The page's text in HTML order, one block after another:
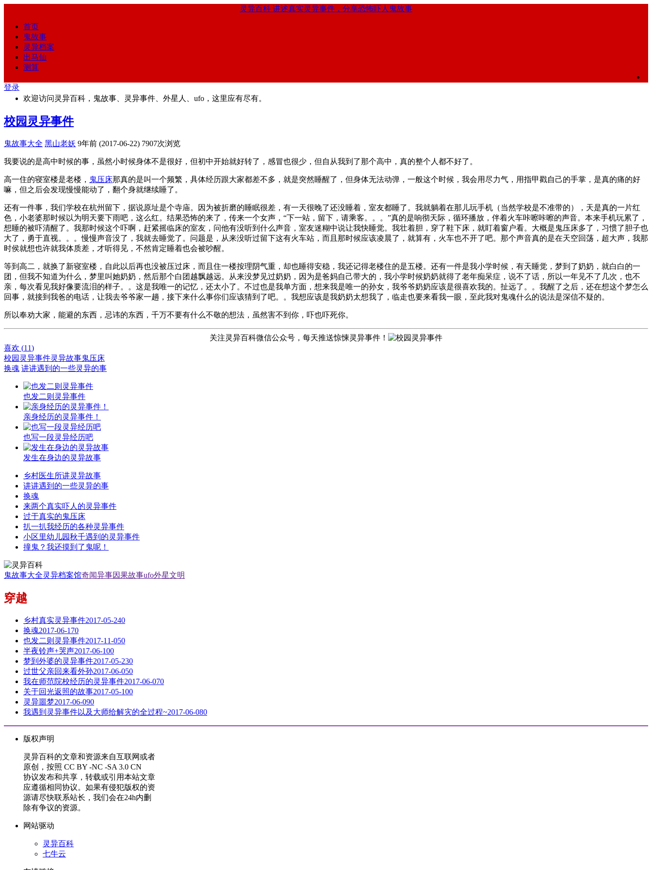
灵异百科 讲述真实灵异事件，分享恐怖吓人鬼故事
首页
鬼故事
灵异档案
出马仙
测算
登录
欢迎访问灵异百科，鬼故事、灵异事件、外星人、ufo，这里应有尽有。
校园灵异事件
鬼故事大全 黑山老妖 9年前 (2017-06-22) 7907次浏览
我要说的是高中时候的事，虽然小时候身体不是很好，但初中开始就好转了，感冒也很少，但自从我到了那个高中，真的整个人都不好了。
高一住的寝室楼是老楼， 鬼压床那真的是叫一个频繁，具体经历跟大家都差不多，就是突然睡醒了，但身体无法动弹，一般这个时候，我会用尽力气，用指甲戳自己的手掌，是真的痛的好
嘛，但之后会发现慢慢能动了，翻个身就继续睡了。
还有一件事，我们学校在杭州留下，据说原址是个寺庙。因为被折磨的睡眠很差，有一天很晚了还没睡着，室友都睡了。我就躺着在那儿玩手机（当然学校是不准带的），天是真的一片红
色，小老婆那时候以为明天要下雨吧，这么红。结果恐怖的来了，传来一个女声，“下一站，留下，请乘客。。。”真的是响彻天际，循环播放，伴着火车咔嚓咔嚓的声音。本来手机玩累了，
想睡的被吓清醒了。我那时候这个吓啊，赶紧摇临床的室友，问他有没听到什么声音，室友迷糊中说让我快睡觉。我壮着胆，穿了鞋下床，就盯着窗户看。大概是鬼压床多了，习惯了胆子也
大了，勇于直视。。。慢慢声音没了，我就去睡觉了。问题是，从来没听过留下这有火车站，而且那时候应该凌晨了，就算有，火车也不开了吧。那个声音真的是在天空回荡，超大声，我那
时侯就想也许就我体质差，才听得见，不然肯定睡着也会被吵醒。
等到高二，就换了新寝室楼，自此以后再也没被压过床，而且住一楼按理阴气重，却也睡得安稳，我还记得老楼住的是五楼。还有一件是我小学时候，有天睡觉，梦到了奶奶，就白白的一
团，但我不知道为什么，梦里叫她奶奶，然后那个白团越飘越远。从来没梦见过奶奶，因为是爸妈自己带大的，我小学时候奶奶就得了老年痴呆症，说不了话，所以一年见不了几次，也不
亲，每次看见我好像要流泪的样子。。这是我唯一的记忆，还太小了。不过也是我单方面，想来我是唯一的孙女，我爷爷奶奶应该是很喜欢我的。扯远了。。我醒了之后，还在想这个梦怎么
回事，就接到我爸的电话，让我去爷爷家一趟，接下来什么事你们应该猜到了吧。。我想应该是我奶奶太想我了，临走也要来看我一眼，至此我对鬼魂什么的说法是深信不疑的。
所以奉劝大家，能避的东西，忌讳的东西，千万不要有什么不敬的想法，虽然害不到你，吓也吓死你。
关注灵异百科微信公众号，每天推送惊悚灵异事件！
喜欢 (11)
校园灵异事件灵异故事鬼压床
换魂 讲讲遇到的一些灵异的事
也发二则灵异事件
亲身经历的灵异事件！
也写一段灵异经历吧
发生在身边的灵异故事
乡村医生所讲灵异故事
讲讲遇到的一些灵异的事
换魂
来两个真实吓人的灵异事件
过于真实的鬼压床
扒一扒我经历的各种灵异事件
小区里幼儿园秋千遇到的灵异事件
撞鬼？我还摸到了鬼呢！
鬼故事大全灵异档案馆奇闻异事因果故事ufo外星文明
穿越
乡村真实灵异事件2017-05-240
换魂2017-06-170
也发二则灵异事件2017-11-050
半夜铃声+哭声2017-06-100
梦到外婆的灵异事件2017-05-230
过世父亲回来看外孙2017-06-050
我在师范院校经历的灵异事件2017-06-070
关于回光返照的故事2017-05-100
灵异噩梦2017-06-090
我遇到灵异事件以及大师给解灾的全过程~2017-06-080
版权声明
灵异百科的文章和资源来自互联网或者
原创，按照 CC BY -NC -SA 3.0 CN
协议发布和共享，转载或引用本站文章
应遵循相同协议。如果有侵犯版权的资
源请尽快联系站长，我们会在24h内删
除有争议的资源。
网站驱动
灵异百科
七牛云